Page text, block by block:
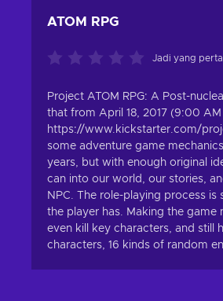
ATOM RPG
Jadi yang
Project ATOM RPG: A Post-
that from April 18, 2017 (9:00
https://www.kickstarter.com/
some adventure game
years, but with enough original
can into our world, our stories,
NPC. The role-playing process
the player has. Making the
even kill key characters, and still
characters, 16 kinds of random